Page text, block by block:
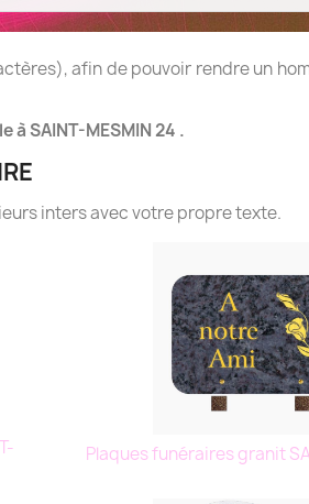
afin de pouvoir rendre un
SAINT-MESMIN 24 .
inters avec votre propre texte.
Plaques funéraires granit